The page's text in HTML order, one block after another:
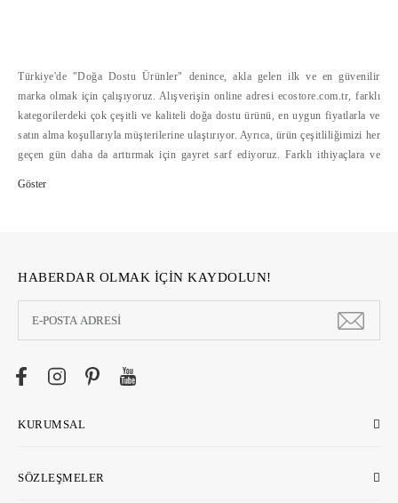
Türkiye'de "Doğa Dostu Ürünler" denince, akla gelen ilk ve en güvenilir
marka olmak için çalışıyoruz. Alışverişin online adresi ecostore.com.tr, farklı
kategorilerdeki çok çeşitli ve kaliteli doğa dostu ürünü, en uygun fiyatlarla ve
satın alma koşullarıyla müşterilerine ulaştırıyor. Ayrıca, ürün çeşitliliğimizi her
geçen gün daha da arttırmak için gayret sarf ediyoruz. Farklı ithiyaçlara ve
HABERDAR OLMAK İÇİN KAYDOLUN!
KURUMSAL
SÖZLEŞMELER